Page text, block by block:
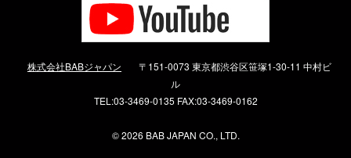
株式会社BABジャパン
〒151-0073 東京都渋谷区笹塚1-30-11 中村ビ
ル
TEL:03-3469-0135 FAX:03-3469-0162
©2026 BAB JAPAN CO., LTD.